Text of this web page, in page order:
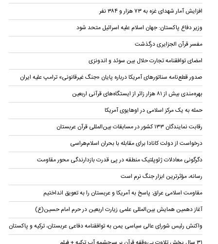
افزایش آمار شهدای غزه به ۷۳ هزار و ۳۸۴ نفر
وزیر دفاع پاکستان: جهان اسلام علیه اسرائیل متحد شود
مفسر قرآن الجزایری درگذشت
امضای توافقنامه تجارت حلال بین سوئد و اندونزی
صدور قطع‌نامه سناتورهای آمریکا درباره پایان «جنگ غیرقانونی» ترامپ علیه ایران
بهره‌مندی بیش از ۸۱ هزار زائر از ایستگاه‌های قرآنی اربعین
حمله به یک مرکز اسلامی در اوهایوی آمریکا
رقابت نمایندگان ۱۳۳ کشور در مسابقات بین‌المللی قرآن عربستان
درخواست از دولت کانادا برای مقابله با بحران اسلام‌هراسی
دگرگونی معادلات ژئوپلتیک منطقه در پی قدرت بازدارندگی محور مقاومت
رسانه، مؤثرترین ابزار جنگ نرم است
مقاومت اسلامی عراق: پاسخ به آمریکا و عربستان را به تعویق انداختیم
آغاز دهمین همایش بین‌المللی علمی زیارت اربعین در حرم امام حسین(ع)
واکنش رئیس شورای عالی سیاسی یمن به توافقنامه دفاعی عربستان، ترکیه و پاکستان